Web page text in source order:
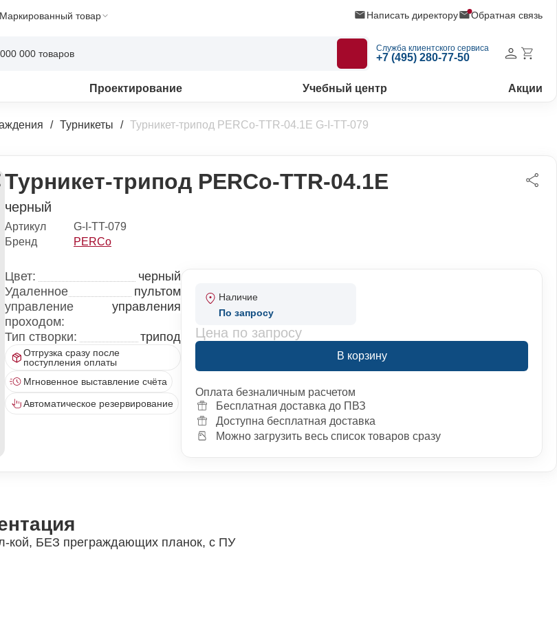
Маркированный товар Написать директору Обратная связь
Служба клиентского сервиса
+7 (495) 280-77-50
Проектирование Учебный центр Акции
Турникеты Турникет-трипод PERCo-TTR-04.1Е G-I-TT-079
Турникет-трипод PERCo-TTR-04.1Е
черный
Артикул
G-I-TT-079
Бренд
PERCo
Цвет:
черный
Удаленное
управление
проходом:
пультом
управления
Тип створки: трипод
Отгрузка сразу после
поступления оплаты
Мгновенное выставление счёта
Автоматическое резервирование
Наличие
По запросу
Цена по запросу
В корзину
Оплата безналичным расчетом
Бесплатная доставка до ПВЗ
Доступна бесплатная доставка
Можно загрузить весь список товаров сразу
кой, БЕЗ преграждающих планок, с ПУ